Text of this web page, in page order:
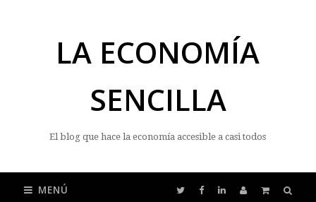
LA ECONOMÍA
SENCILLA
El blog que hace la economía accesible a casi todos
MENÚ